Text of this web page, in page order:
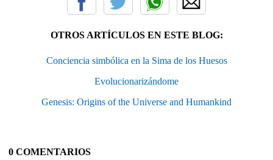
OTROS ARTÍCULOS EN ESTE BLOG:
Conciencia simbólica en la Sima de los Huesos
Evolucionarizándome
Genesis: Origins of the Universe and Humankind
0 COMENTARIOS